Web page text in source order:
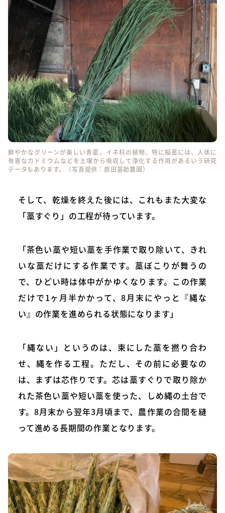
鮮やかなグリーンが美しい青藁。イネ科の植物、特に稲藁には、人体に
有害なカドミウムなどを土壌から吸収して浄化する作用があるいう研究
データもあります。（写真提供：原田甚助農園）
そして、乾燥を終えた後には、これもまた大変な
「藁すぐり」の工程が待っています。
「茶色い藁や短い藁を手作業で取り除いて、きれ
いな藁だけにする作業です。藁ぼこりが舞うの
で、ひどい時は体中がかゆくなります。この作業
だけで1ヶ月半かかって、8月末にやっと『縄な
い』の作業を進められる状態になります」
「縄ない」というのは、束にした藁を撚り合わ
せ、縄を作る工程。ただし、その前に必要なの
は、まずは芯作りです。芯は藁すぐりで取り除か
れた茶色い藁や短い藁を使った、しめ縄の土台で
す。8月末から翌年3月頃まで、農作業の合間を縫
って進める長期間の作業となります。